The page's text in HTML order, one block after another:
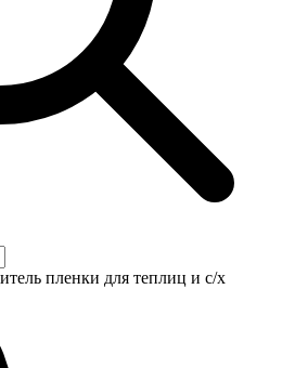
пленки для теплиц и с/х